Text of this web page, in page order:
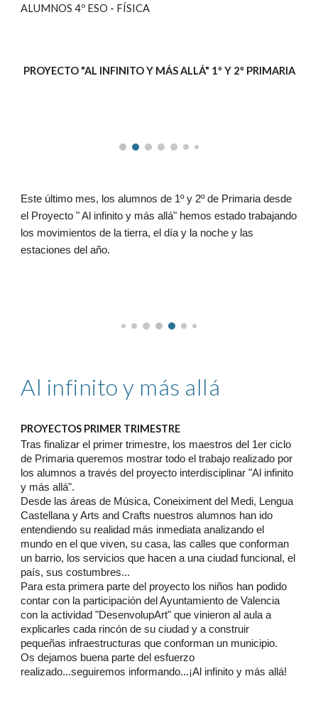
ALUMNOS 4º ESO - FÍSICA
PROYECTO "AL INFINITO Y MÁS ALLÁ" 1º Y 2º PRIMARIA
Este último mes, los alumnos de 1º y 2º de Primaria desde
el Proyecto " Al infinito y más allá" hemos estado trabajando
los movimientos de la tierra, el día y la noche y las
estaciones del año.
Al infinito y más allá
PROYECTOS PRIMER TRIMESTRE
Tras finalizar el primer trimestre, los maestros del 1er ciclo
de Primaria queremos mostrar todo el trabajo realizado por
los alumnos a través del proyecto interdisciplinar "Al infinito
y más allá".
Desde las áreas de Música, Coneiximent del Medi, Lengua
Castellana y Arts and Crafts nuestros alumnos han ido
entendiendo su realidad más inmediata analizando el
mundo en el que viven, su casa, las calles que conforman
un barrio, los servicios que hacen a una ciudad funcional, el
país, sus costumbres...
Para esta primera parte del proyecto los niños han podido
contar con la participación del Ayuntamiento de Valencia
con la actividad "DesenvolupArt" que vinieron al aula a
explicarles cada rincón de su ciudad y a construir
pequeñas infraestructuras que conforman un municipio.
Os dejamos buena parte del esfuerzo
realizado...seguiremos informando...¡Al infinito y más allá!